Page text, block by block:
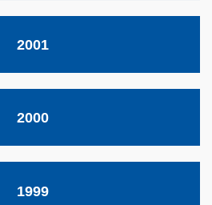
2001
2000
1999